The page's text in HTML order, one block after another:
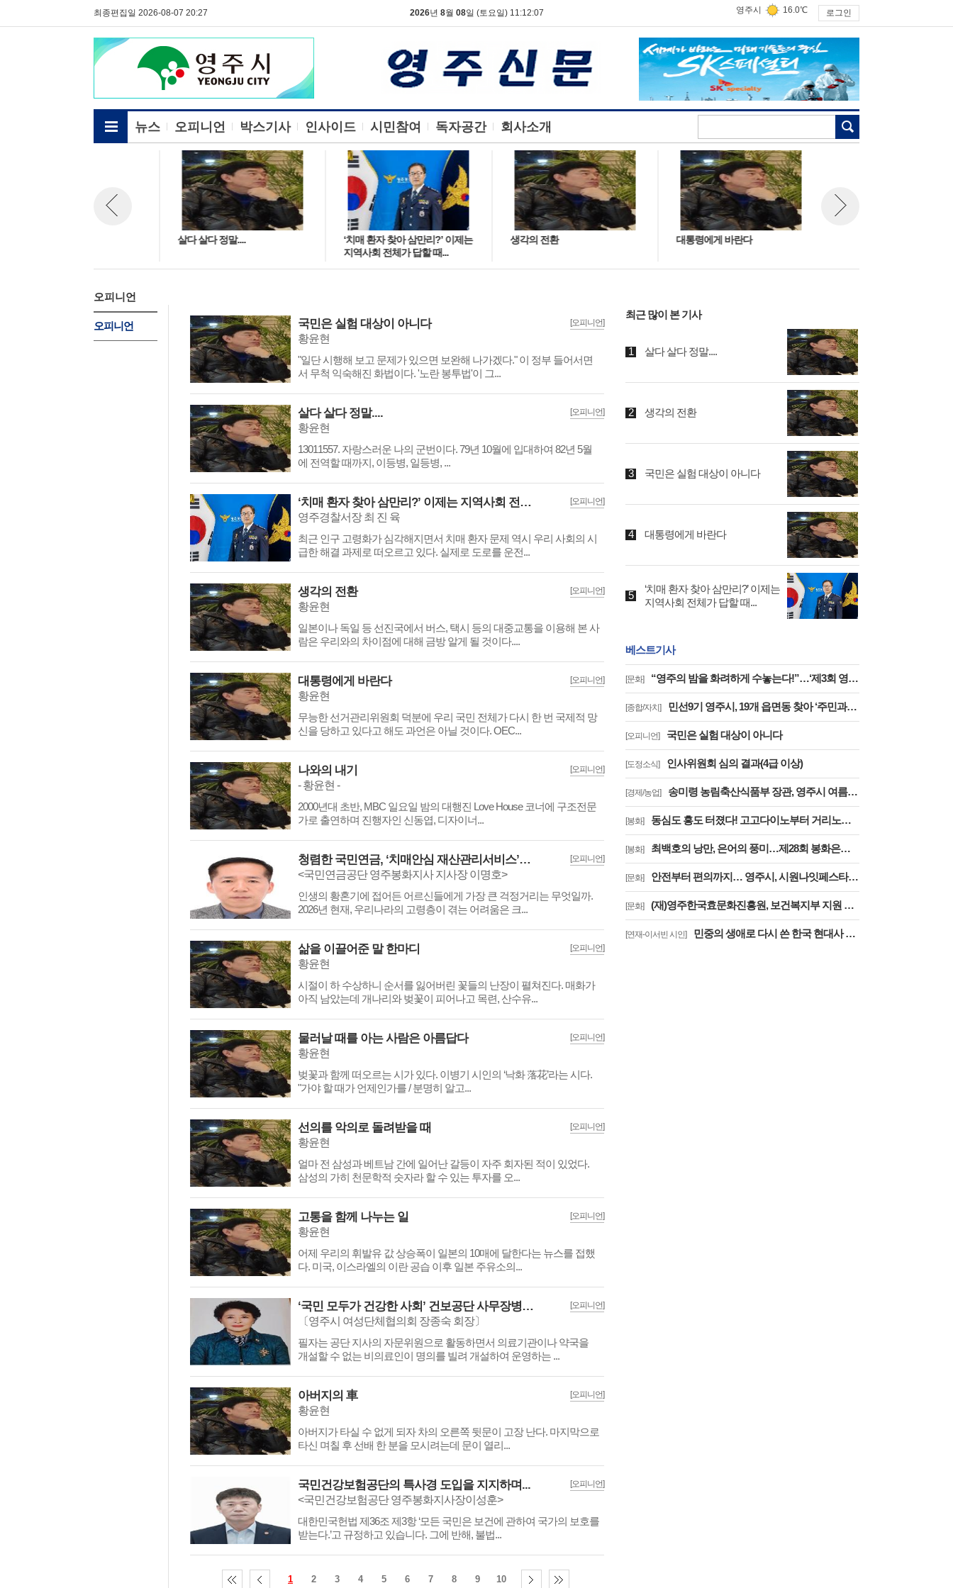
최종편집일 2026-08-07 20:27 2026년 8월 08일 (토요일) 11:12:08 영주시 16.0℃ 로그인
뉴스 오피니언 박스기사 인사이드 시민참여 독자공간 회사소개
전체메뉴보기
살다 살다 정말....
‘치매 환자 찾아 삼만리?’ 이제는
지역사회 전체가 답할 때...
생각의 전환 대통령에게 바란다
오피니언
오피니언 [오피니언]
국민은 실험 대상이 아니다
황윤현
"일단 시행해 보고 문제가 있으면 보완해 나가겠다." 이 정부 들어서면
서 무척 익숙해진 화법이다. '노란 봉투법'이 그...
[오피니언]
살다 살다 정말....
황윤현
13011557. 자랑스러운 나의 군번이다. 79년 10월에 입대하여 82년 5월
에 전역할 때까지, 이등병, 일등병, ...
[오피니언]
‘치매 환자 찾아 삼만리?’ 이제는 지역사회 전체가 답할 때...
영주경찰서장 최 진 육
최근 인구 고령화가 심각해지면서 치매 환자 문제 역시 우리 사회의 시
급한 해결 과제로 떠오르고 있다. 실제로 도로를 운전...
[오피니언]
생각의 전환
황윤현
일본이나 독일 등 선진국에서 버스, 택시 등의 대중교통을 이용해 본 사
람은 우리와의 차이점에 대해 금방 알게 될 것이다....
[오피니언]
대통령에게 바란다
황윤현
무능한 선거관리위원회 덕분에 우리 국민 전체가 다시 한 번 국제적 망
신을 당하고 있다고 해도 과언은 아닐 것이다. OEC...
[오피니언]
나와의 내기
- 황윤현 -
2000년대 초반, MBC 일요일 밤의 대행진 Love House 코너에 구조전문
가로 출연하며 진행자인 신동엽, 디자이너...
[오피니언]
청렴한 국민연금, ‘치매안심 재산관리서비스’로 국민의 노후를 지킨다
<국민연금공단 영주봉화지사 지사장 이명호>
인생의 황혼기에 접어든 어르신들에게 가장 큰 걱정거리는 무엇일까.
2026년 현재, 우리나라의 고령층이 겪는 어려움은 크...
[오피니언]
삶을 이끌어준 말 한마디
황윤현
시절이 하 수상하니 순서를 잃어버린 꽃들의 난장이 펼쳐진다. 매화가
아직 남았는데 개나리와 벚꽃이 피어나고 목련, 산수유...
[오피니언]
물러날 때를 아는 사람은 아름답다
황윤현
벚꽃과 함께 떠오르는 시가 있다. 이병기 시인의 ‘낙화 落花’라는 시다.
"가야 할 때가 언제인가를 / 분명히 알고...
[오피니언]
선의를 악의로 돌려받을 때
황윤현
얼마 전 삼성과 베트남 간에 일어난 갈등이 자주 회자된 적이 있었다.
삼성의 가히 천문학적 숫자라 할 수 있는 투자를 오...
[오피니언]
고통을 함께 나누는 일
황윤현
어제 우리의 휘발유 값 상승폭이 일본의 10매에 달한다는 뉴스를 접했
다. 미국, 이스라엘의 이란 공습 이후 일본 주유소의...
[오피니언]
‘국민 모두가 건강한 사회’ 건보공단 사무장병원(약국) 특사경 도입으로...
〔영주시 여성단체협의회 장종숙 회장〕
필자는 공단 지사의 자문위원으로 활동하면서 의료기관이나 약국을
개설할 수 없는 비의료인이 명의를 빌려 개설하여 운영하는 ...
[오피니언]
아버지의 車
황윤현
아버지가 타실 수 없게 되자 차의 오른쪽 뒷문이 고장 난다. 마지막으로
타신 며칠 후 선배 한 분을 모시려는데 문이 열리...
[오피니언]
국민건강보험공단의 특사경 도입을 지지하며...
<국민건강보험공단 영주봉화지사장이성훈>
대한민국헌법 제36조 제3항 ‘모든 국민은 보건에 관하여 국가의 보호를
받는다.’고 규정하고 있습니다. 그에 반해, 불법...
1 2 3 4 5 6 7 8 9 10
최근 많이 본 기사
살다 살다 정말....
생각의 전환
국민은 실험 대상이 아니다
대통령에게 바란다
‘치매 환자 찾아 삼만리?’ 이제는
지역사회 전체가 답할 때...
베스트기사
[문화] “영주의 밤을 화려하게 수놓는다!”…‘제3회 영주 서천 강변가요제’ 8월 2일 개최
[종합/자치] 민선9기 영주시, 19개 읍면동 찾아 ‘주민과의 대화’
[오피니언] 국민은 실험 대상이 아니다
[도정소식] 인사위원회 심의 결과(4급 이상)
[경제/농업] 송미령 농림축산식품부 장관, 영주시 여름사과 생육현황 및 산지유통 현장점검
[봉화] 동심도 흥도 터졌다! 고고다이노부터 거리노래방까지
[봉화] 최백호의 낭만, 은어의 풍미…제28회 봉화은어축제, ‘오감만족’
[문화] 안전부터 편의까지… 영주시, 시원나잇페스타 개막 준비 완료
[문화] (재)영주한국효문화진흥원, 보건복지부 지원 생애사 기록사업 추진
[연재-이서빈 시인] 민중의 생애로 다시 쓴 한국 현대사 ― 이서빈 대하소설 『소백산맥』론